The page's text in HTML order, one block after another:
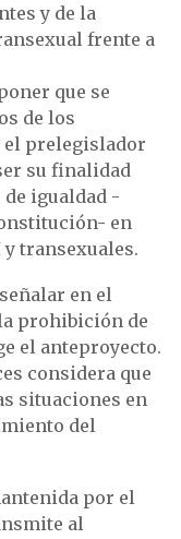
y de la
frente a
que se
de los
prelegislador
su finalidad
igualdad -
en
transexuales.
en el
prohibición de
el anteproyecto.
considera que
situaciones en
del
por el
al